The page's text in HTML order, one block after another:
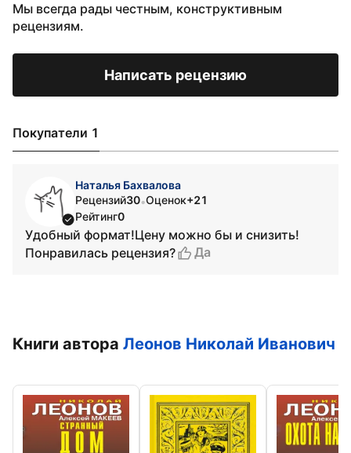
Мы всегда рады честным, конструктивным
рецензиям.
Написать рецензию
Покупатели 1
Наталья Бахвалова
Рецензий30•Оценок+21
Рейтинг0
Удобный формат!Цену можно бы и снизить!
Понравилась рецензия?
Да
Книги автора Леонов Николай Иванович